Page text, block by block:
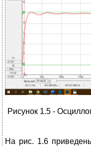
Рисунок 1.5 -
На рис. 1.6